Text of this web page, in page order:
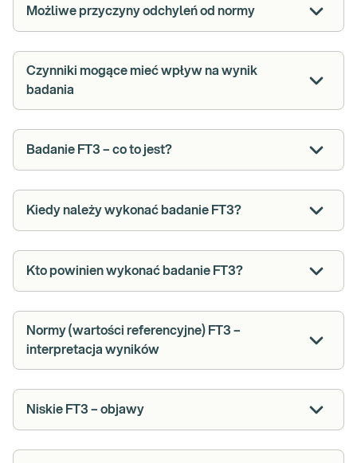
Możliwe przyczyny odchyleń od normy
Czynniki mogące mieć wpływ na wynik
badania
Badanie FT3 – co to jest?
Kiedy należy wykonać badanie FT3?
Kto powinien wykonać badanie FT3?
Normy (wartości referencyjne) FT3 –
interpretacja wyników
Niskie FT3 – objawy